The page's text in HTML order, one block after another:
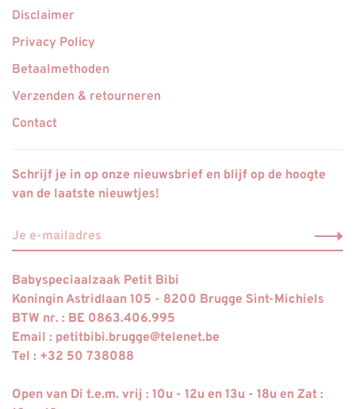
Disclaimer
Privacy Policy
Betaalmethoden
Verzenden & retourneren
Contact
Schrijf je in op onze nieuwsbrief en blijf op de hoogte
van de laatste nieuwtjes!
Babyspeciaalzaak Petit Bibi
Koningin Astridlaan 105 - 8200 Brugge Sint-Michiels
BTW nr. : BE 0863.406.995
Email : petitbibi.brugge@telenet.be
Tel : +32 50 738088
Open van Di t.e.m. vrij : 10u - 12u en 13u - 18u en Zat :